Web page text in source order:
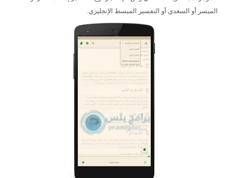
الميسر أو السعدي أو التفسير المبسط الإنجليزي.